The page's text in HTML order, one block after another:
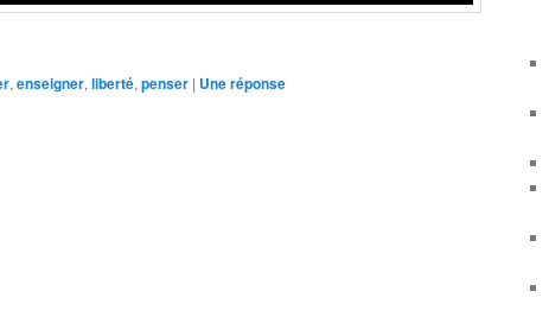
, enseigner, liberté, penser | Uneréponse